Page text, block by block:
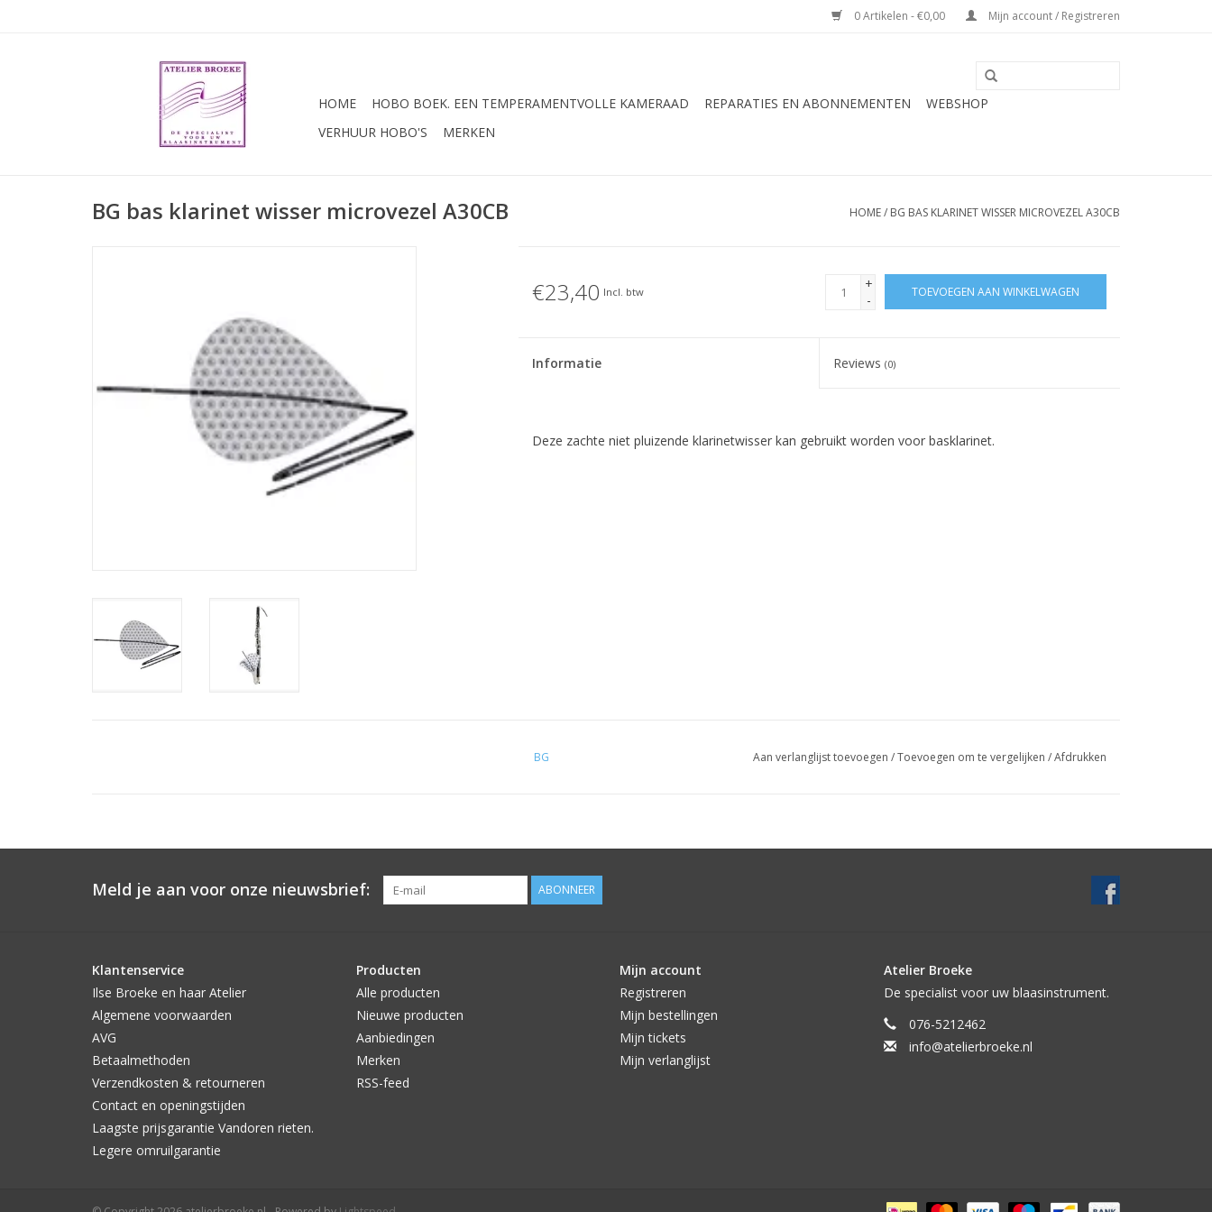
0 Artikelen - €0,00 Mijn account / Registreren
HOME HOBO BOEK. EEN TEMPERAMENTVOLLE KAMERAAD REPARATIES EN ABONNEMENTEN
WEBSHOP
VERHUUR HOBO'S
MERKEN
BG bas klarinet wisser microvezel A30CB HOME/ BG BAS KLARINET WISSER MICROVEZEL A30CB
€23,40 Incl. btw
+
-
TOEVOEGEN AAN WINKELWAGEN
Informatie Reviews(0)
Deze zachte niet pluizende klarinetwisser kan gebruikt worden voor basklarinet.
BG Aan verlanglijst toevoegen /Toevoegen om te vergelijken /Afdrukken
Meld je aan voor onze nieuwsbrief: ABONNEER
Klantenservice
Ilse Broeke en haar Atelier
Algemene voorwaarden
AVG
Betaalmethoden
Verzendkosten & retourneren
Contact en openingstijden
Laagste prijsgarantie Vandoren rieten.
Legere omruilgarantie
Producten
Alle producten
Nieuwe producten
Aanbiedingen
Merken
RSS-feed
Mijn account
Registreren
Mijn bestellingen
Mijn tickets
Mijn verlanglijst
Atelier Broeke
De specialist voor uw blaasinstrument.
076-5212462
info@atelierbroeke.nl